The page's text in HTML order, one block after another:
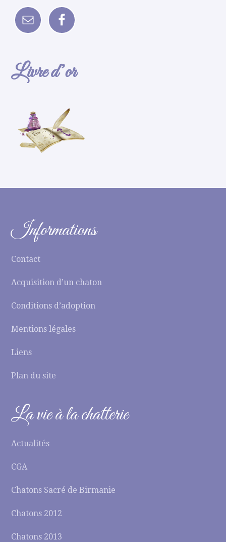
Livre d’or
Informations
Contact
Acquisition d’un chaton
Conditions d’adoption
Mentions légales
Liens
Plan du site
La vie à la chatterie
Actualités
CGA
Chatons Sacré de Birmanie
Chatons 2012
Chatons 2013